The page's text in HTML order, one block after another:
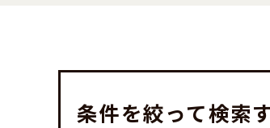
条件を絞って検索